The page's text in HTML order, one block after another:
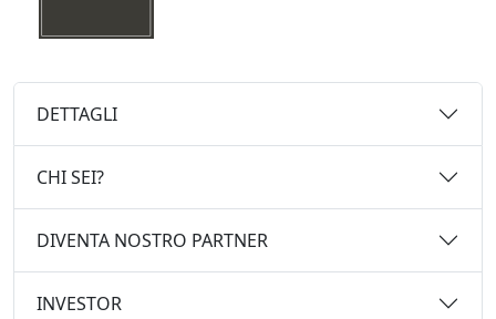
DETTAGLI
CHI SEI?
DIVENTA NOSTRO PARTNER
INVESTOR